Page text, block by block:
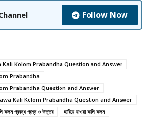
Follow Now
Kali Kolom Prabandha Question and Answer
Prabandha
Prabandha Question and Answer
Kali Kolom Prabandha Question and Answer
কলম প্রবন্ধ প্রশ্ন ও উত্তর
হারিয়ে যাওয়া কালি কলম